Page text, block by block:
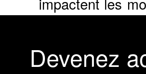
personnes...
Devenez